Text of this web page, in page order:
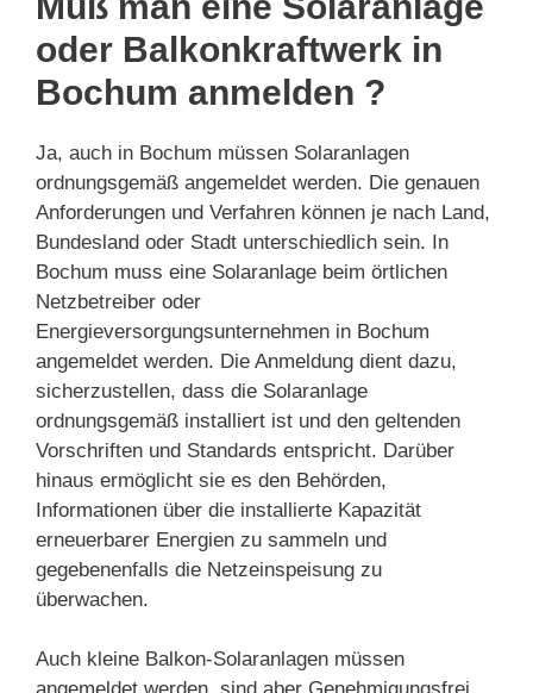
oder Balkonkraftwerk in
Bochum anmelden ?
Ja, auch in Bochum müssen Solaranlagen
ordnungsgemäß angemeldet werden. Die genauen
Anforderungen und Verfahren können je nach Land,
Bundesland oder Stadt unterschiedlich sein. In
Bochum muss eine Solaranlage beim örtlichen
Netzbetreiber oder
Energieversorgungsunternehmen in Bochum
angemeldet werden. Die Anmeldung dient dazu,
sicherzustellen, dass die Solaranlage
ordnungsgemäß installiert ist und den geltenden
Vorschriften und Standards entspricht. Darüber
hinaus ermöglicht sie es den Behörden,
Informationen über die installierte Kapazität
erneuerbarer Energien zu sammeln und
gegebenenfalls die Netzeinspeisung zu
überwachen.
Auch kleine Balkon-Solaranlagen müssen